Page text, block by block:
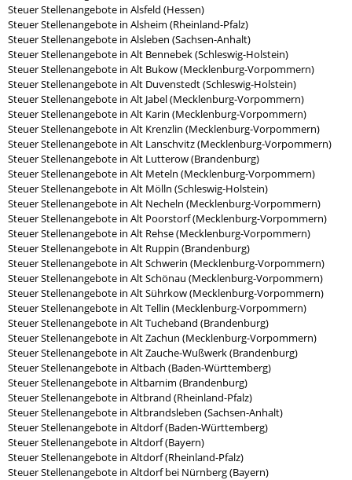
Steuer Stellenangebote in Alsfeld (Hessen)
Steuer Stellenangebote in Alsheim (Rheinland-Pfalz)
Steuer Stellenangebote in Alsleben (Sachsen-Anhalt)
Steuer Stellenangebote in Alt Bennebek (Schleswig-Holstein)
Steuer Stellenangebote in Alt Bukow (Mecklenburg-Vorpommern)
Steuer Stellenangebote in Alt Duvenstedt (Schleswig-Holstein)
Steuer Stellenangebote in Alt Jabel (Mecklenburg-Vorpommern)
Steuer Stellenangebote in Alt Karin (Mecklenburg-Vorpommern)
Steuer Stellenangebote in Alt Krenzlin (Mecklenburg-Vorpommern)
Steuer Stellenangebote in Alt Lanschvitz (Mecklenburg-Vorpommern)
Steuer Stellenangebote in Alt Lutterow (Brandenburg)
Steuer Stellenangebote in Alt Meteln (Mecklenburg-Vorpommern)
Steuer Stellenangebote in Alt Mölln (Schleswig-Holstein)
Steuer Stellenangebote in Alt Necheln (Mecklenburg-Vorpommern)
Steuer Stellenangebote in Alt Poorstorf (Mecklenburg-Vorpommern)
Steuer Stellenangebote in Alt Rehse (Mecklenburg-Vorpommern)
Steuer Stellenangebote in Alt Ruppin (Brandenburg)
Steuer Stellenangebote in Alt Schwerin (Mecklenburg-Vorpommern)
Steuer Stellenangebote in Alt Schönau (Mecklenburg-Vorpommern)
Steuer Stellenangebote in Alt Sührkow (Mecklenburg-Vorpommern)
Steuer Stellenangebote in Alt Tellin (Mecklenburg-Vorpommern)
Steuer Stellenangebote in Alt Tucheband (Brandenburg)
Steuer Stellenangebote in Alt Zachun (Mecklenburg-Vorpommern)
Steuer Stellenangebote in Alt Zauche-Wußwerk (Brandenburg)
Steuer Stellenangebote in Altbach (Baden-Württemberg)
Steuer Stellenangebote in Altbarnim (Brandenburg)
Steuer Stellenangebote in Altbrand (Rheinland-Pfalz)
Steuer Stellenangebote in Altbrandsleben (Sachsen-Anhalt)
Steuer Stellenangebote in Altdorf (Baden-Württemberg)
Steuer Stellenangebote in Altdorf (Bayern)
Steuer Stellenangebote in Altdorf (Rheinland-Pfalz)
Steuer Stellenangebote in Altdorf bei Nürnberg (Bayern)